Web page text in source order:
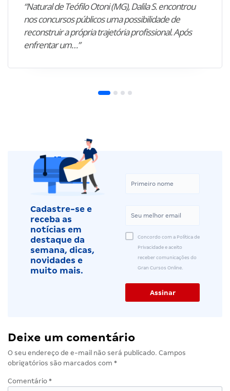
“Natural de Teófilo Otoni (MG), Dalila S. encontrou
nos concursos públicos uma possibilidade de
reconstruir a própria trajetória profissional. Após
enfrentar um…”
Cadastre-se e
receba as
notícias em
destaque da
semana, dicas,
novidades e
muito mais.
Concordo com a Política de
Privacidade e aceito
receber comunicações do
Gran Cursos Online.
Deixe um comentário
O seu endereço de e-mail não será publicado. Campos
obrigatórios são marcados com *
Comentário *